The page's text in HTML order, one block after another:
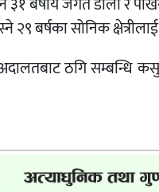
२९ बर्षका सोनिक
ठगि सम्बन्धि